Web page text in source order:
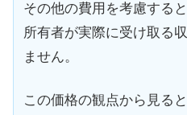
その他の費用を考慮する
所有者が実際に受け取る
ません。
この価格の観点から見る